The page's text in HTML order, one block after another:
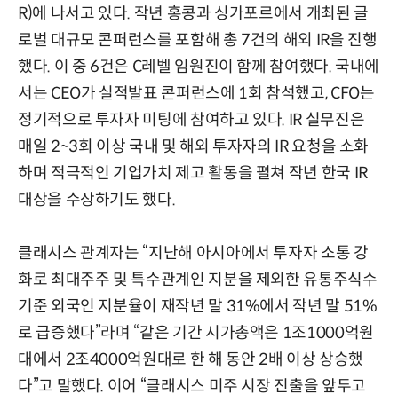
R)에 나서고 있다. 작년 홍콩과 싱가포르에서 개최된 글
로벌 대규모 콘퍼런스를 포함해 총 7건의 해외 IR을 진행
했다. 이 중 6건은 C레벨 임원진이 함께 참여했다. 국내에
서는 CEO가 실적발표 콘퍼런스에 1회 참석했고, CFO는
정기적으로 투자자 미팅에 참여하고 있다. IR 실무진은
매일 2~3회 이상 국내 및 해외 투자자의 IR 요청을 소화
하며 적극적인 기업가치 제고 활동을 펼쳐 작년 한국 IR
대상을 수상하기도 했다.
클래시스 관계자는 “지난해 아시아에서 투자자 소통 강
화로 최대주주 및 특수관계인 지분을 제외한 유통주식수
기준 외국인 지분율이 재작년 말 31%에서 작년 말 51%
로 급증했다”라며 “같은 기간 시가총액은 1조1000억원
대에서 2조4000억원대로 한 해 동안 2배 이상 상승했
다”고 말했다. 이어 “클래시스 미주 시장 진출을 앞두고